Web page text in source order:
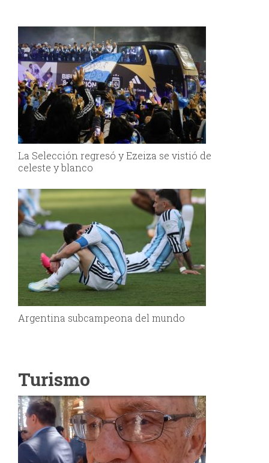
La Selección regresó y Ezeiza se vistió de
celeste y blanco
Argentina subcampeona del mundo
Turismo